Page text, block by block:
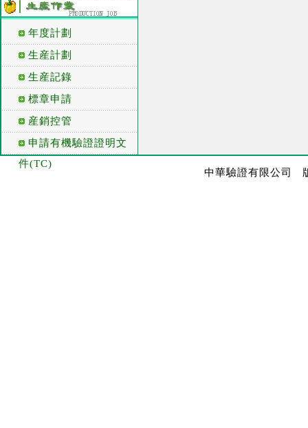
年度計劃
生産計劃
生産記錄
標章申請
産銷控管
申請有機驗證證明文
件(TC)
中華驗證有限公司